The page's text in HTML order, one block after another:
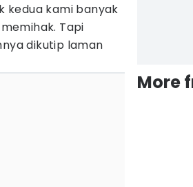
kedua kami banyak
Tapi
dikutip laman
More